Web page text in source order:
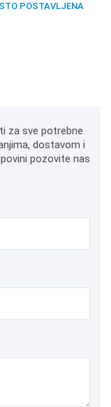
POSTAVLJENA
za sve potrebne
dostavom i
pozovite nas